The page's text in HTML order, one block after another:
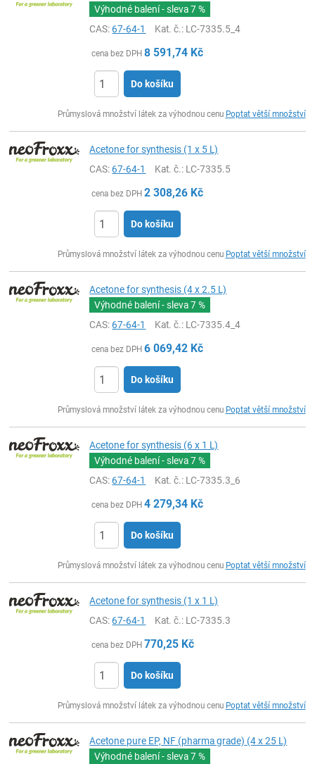
Výhodné balení - sleva7 %
CAS:67-64-1 Kat. č.: LC-7335.5_4
cena bez DPH 8 591,74 Kč
Do košíku
Průmyslová množství látek za výhodnou cenu Poptat větší množství
Acetone for synthesis (1 x 5 L)
CAS:67-64-1 Kat. č.: LC-7335.5
cena bez DPH 2 308,26 Kč
Do košíku
Průmyslová množství látek za výhodnou cenu Poptat větší množství
Acetone for synthesis (4 x 2.5 L)
Výhodné balení - sleva7 %
CAS:67-64-1 Kat. č.: LC-7335.4_4
cena bez DPH 6 069,42 Kč
Do košíku
Průmyslová množství látek za výhodnou cenu Poptat větší množství
Acetone for synthesis (6 x 1 L)
Výhodné balení - sleva7 %
CAS:67-64-1 Kat. č.: LC-7335.3_6
cena bez DPH 4 279,34 Kč
Do košíku
Průmyslová množství látek za výhodnou cenu Poptat větší množství
Acetone for synthesis (1 x 1 L)
CAS:67-64-1 Kat. č.: LC-7335.3
cena bez DPH 770,25 Kč
Do košíku
Průmyslová množství látek za výhodnou cenu Poptat větší množství
Acetone pure EP, NF (pharma grade) (4 x 25 L)
Výhodné balení - sleva7 %